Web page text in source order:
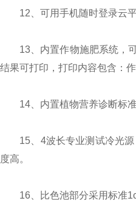
12、可用手机随时登录云平
13、内置作物施肥系统，可
结果可打印，打印内容包含：
14、内置植物营养诊断标准
15、4波长专业测试冷光源
度高。
16、比色池部分采用标准